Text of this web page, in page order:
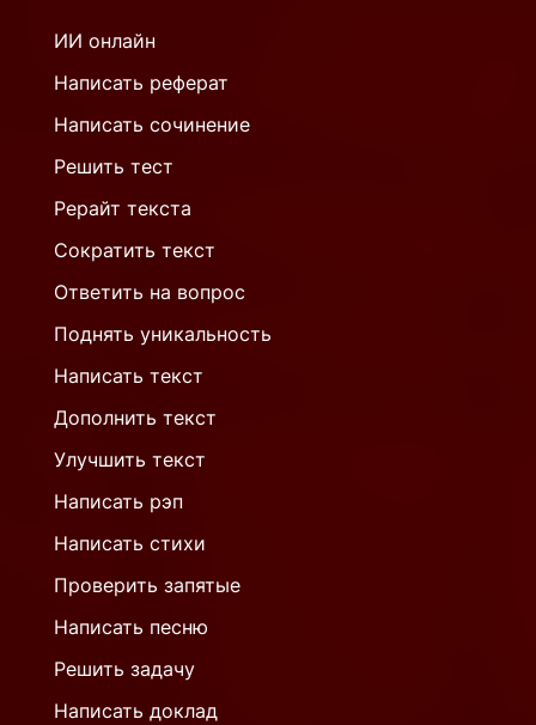
ИИ онлайн
Написать реферат
Написать сочинение
Решить тест
Рерайт текста
Сократить текст
Ответить на вопрос
Поднять уникальность
Написать текст
Дополнить текст
Улучшить текст
Написать рэп
Написать стихи
Проверить запятые
Написать песню
Решить задачу
Написать доклад